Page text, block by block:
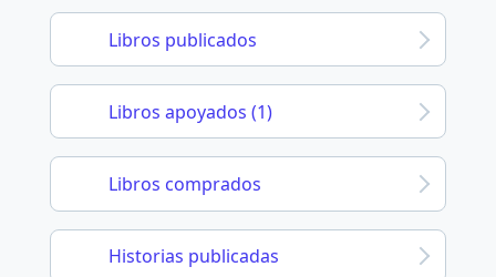
Libros publicados
Libros apoyados (1)
Libros comprados
Historias publicadas